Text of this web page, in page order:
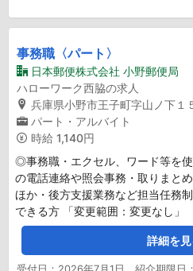
事務職〈パート〉
日本郵便株式会社 小野郵便局
ハローワーク西脇の求人
兵庫県小野市王子町字山ノ下１
パート・アルバイト
時給 1,140円
◎事務職・エクセル、ワード等を
の電話連絡や照会事務・取りまと
ほか・後方支援業務など担当任務
できる方 「変更範囲：変更なし」
詳細を見